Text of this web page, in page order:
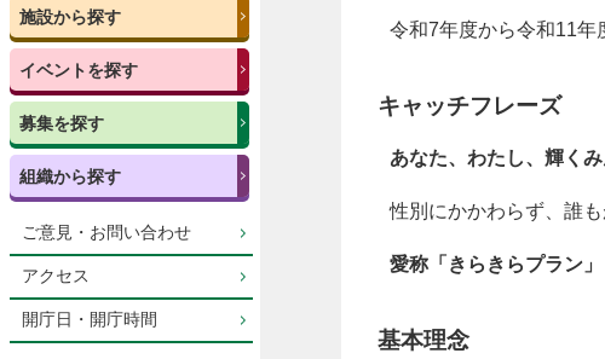
施設から探す
イベントを探す
募集を探す
組織から探す
ご意見・お問い合わせ
アクセス
開庁日・開庁時間
令和7年度から令和11年
キャッチフレーズ
あなた、わたし、輝く
性別にかかわらず、誰
愛称「きらきらプラン」
基本理念